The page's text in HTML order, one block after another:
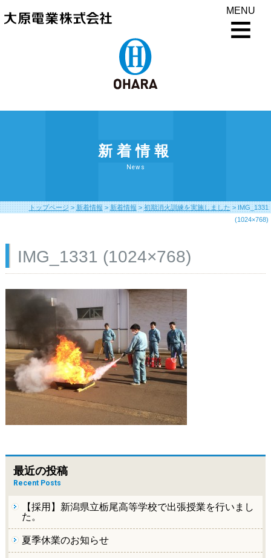
MENU
新着情報
News
トップページ> 新着情報 > 新着情報 > 初期消火訓練を実施しました > IMG_1331
(1024×768)
IMG_1331 (1024×768)
最近の投稿
Recent Posts
【採用】新潟県立栃尾高等学校で出張授業を行いまし
た。
夏季休業のお知らせ